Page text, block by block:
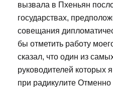
вызвала в Пхеньян
государствах,
совещания
бы отметить работу
сказал, что один из
руководителей которых
при радикулите Отменно